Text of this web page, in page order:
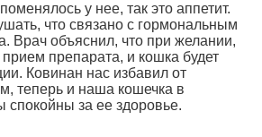
у нее, так это аппетит.
что связано с гормональным
Врач объяснил, что при желании,
препарата, и кошка будет
Ковинан нас избавил от
теперь и наша кошечка в
спокойны за ее здоровье.